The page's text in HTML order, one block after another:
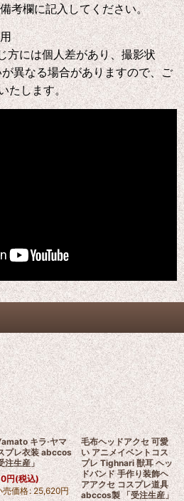
考欄に記入してください。
には個人差があり、撮影状
異なる場合がありますので、ご
たします。
キラ·ヤマ
プレ衣装 abccos
注生産」
円(税込)
売価格: 25,620円
毛布ヘッドアクセ 可愛
い アニメイベントコス
プレ Tighnari 獣耳 ヘッ
ドバンド 手作り装飾ヘ
アアクセ コスプレ道具
abccos製 「受注生産」